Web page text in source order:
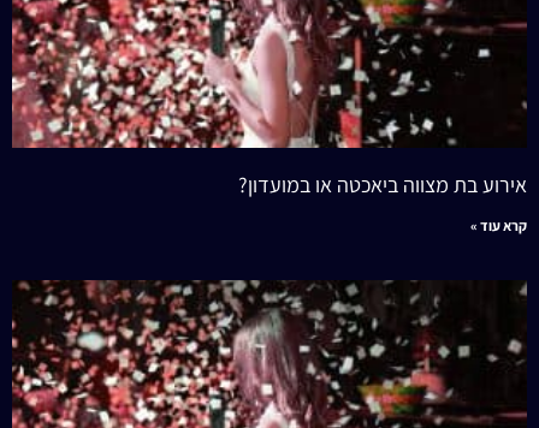
אירוע בת מצווה ביאכטה או במועדון?
קרא עוד »